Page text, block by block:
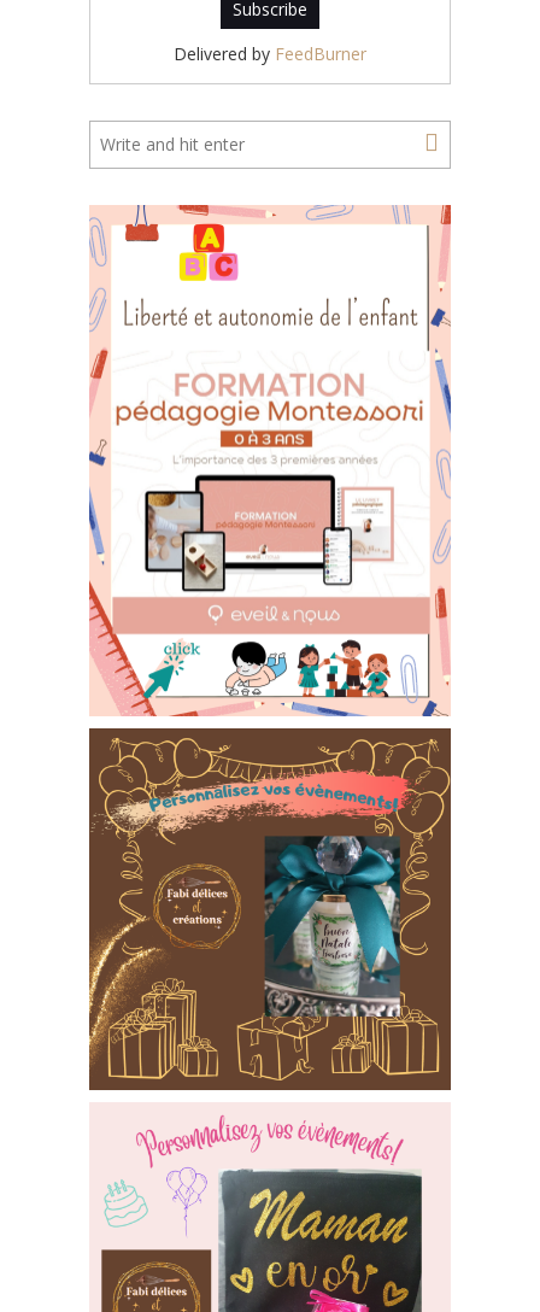
Delivered by FeedBurner